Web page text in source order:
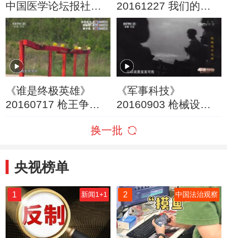
中国医学论坛报社
《死亡如此多情》 父
亲的死令我刻骨铭心
20161227 我们的力
量——上合组织成员
国山地步兵联合训练
纪实（下）
《谁是终极英雄》
20160717 枪王争霸
《军事科技》
20160903 枪械设计
波沙冲锋枪
换一批
央视榜单
1 新闻1+1 2 中国法治观察